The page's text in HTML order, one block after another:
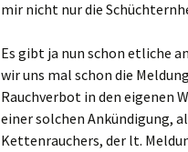
mir nicht nur die
Es gibt ja nun schon etliche
wir uns mal schon die
Rauchverbot in den eigenen
einer solchen Ankündigung,
Kettenrauchers, der lt.